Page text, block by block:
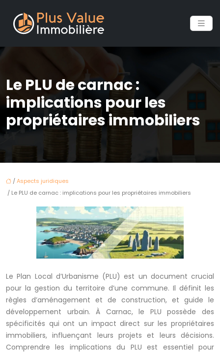
Le PLU de carnac :
implications pour les
propriétaires immobiliers
/Aspects juridiques
/ Le PLU de carnac : implications pour les propriétaires immobiliers
Le Plan Local d’Urbanisme (PLU) est un document crucial
pour la gestion du territoire d’une commune. Il définit les
règles d’aménagement et de construction, et guide le
développement urbain. À Carnac, le PLU possède des
spécificités qui ont un impact direct sur les propriétaires
immobiliers, influençant leurs projets et leurs décisions.
Comprendre les implications du PLU est essentiel pour